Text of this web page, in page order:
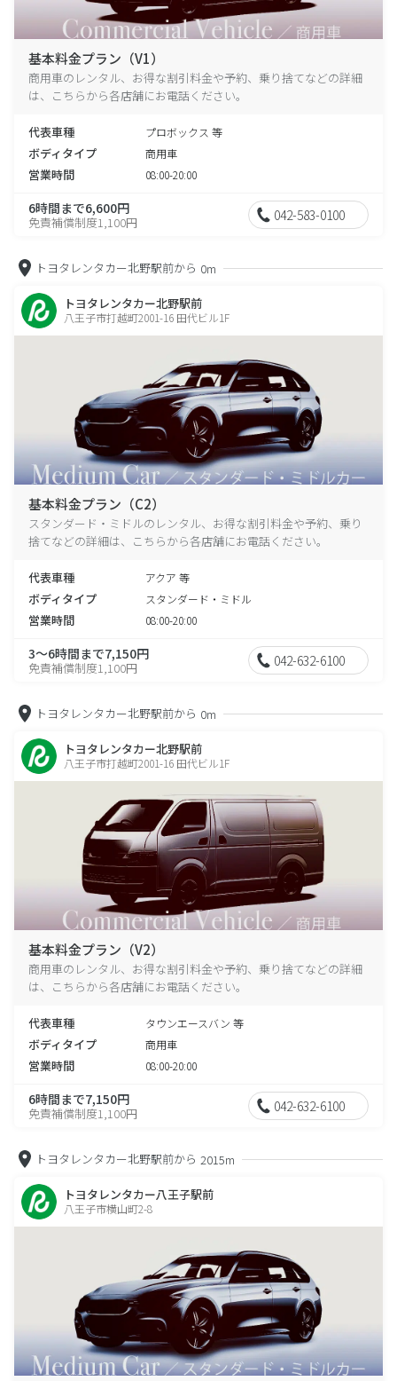
基本料金プラン（V1）
商用車のレンタル、お得な割引料金や予約、乗り捨てなどの詳細
は、こちらから各店舗にお電話ください。
代表車種 プロボックス 等
ボディタイプ 商用車
営業時間 08:00-20:00
6時間まで6,600円
免責補償制度1,100円 042-583-0100
トヨタレンタカー北野駅前から 0m
トヨタレンタカー北野駅前
八王子市打越町2001-16 田代ビル1F
基本料金プラン（C2）
スタンダード・ミドルのレンタル、お得な割引料金や予約、乗り
捨てなどの詳細は、こちらから各店舗にお電話ください。
代表車種 アクア 等
ボディタイプ スタンダード・ミドル
営業時間 08:00-20:00
3～6時間まで7,150円
免責補償制度1,100円 042-632-6100
トヨタレンタカー北野駅前から 0m
トヨタレンタカー北野駅前
八王子市打越町2001-16 田代ビル1F
基本料金プラン（V2）
商用車のレンタル、お得な割引料金や予約、乗り捨てなどの詳細
は、こちらから各店舗にお電話ください。
代表車種 タウンエースバン 等
ボディタイプ 商用車
営業時間 08:00-20:00
6時間まで7,150円
免責補償制度1,100円 042-632-6100
トヨタレンタカー北野駅前から 2015m
トヨタレンタカー八王子駅前
八王子市横山町2-8